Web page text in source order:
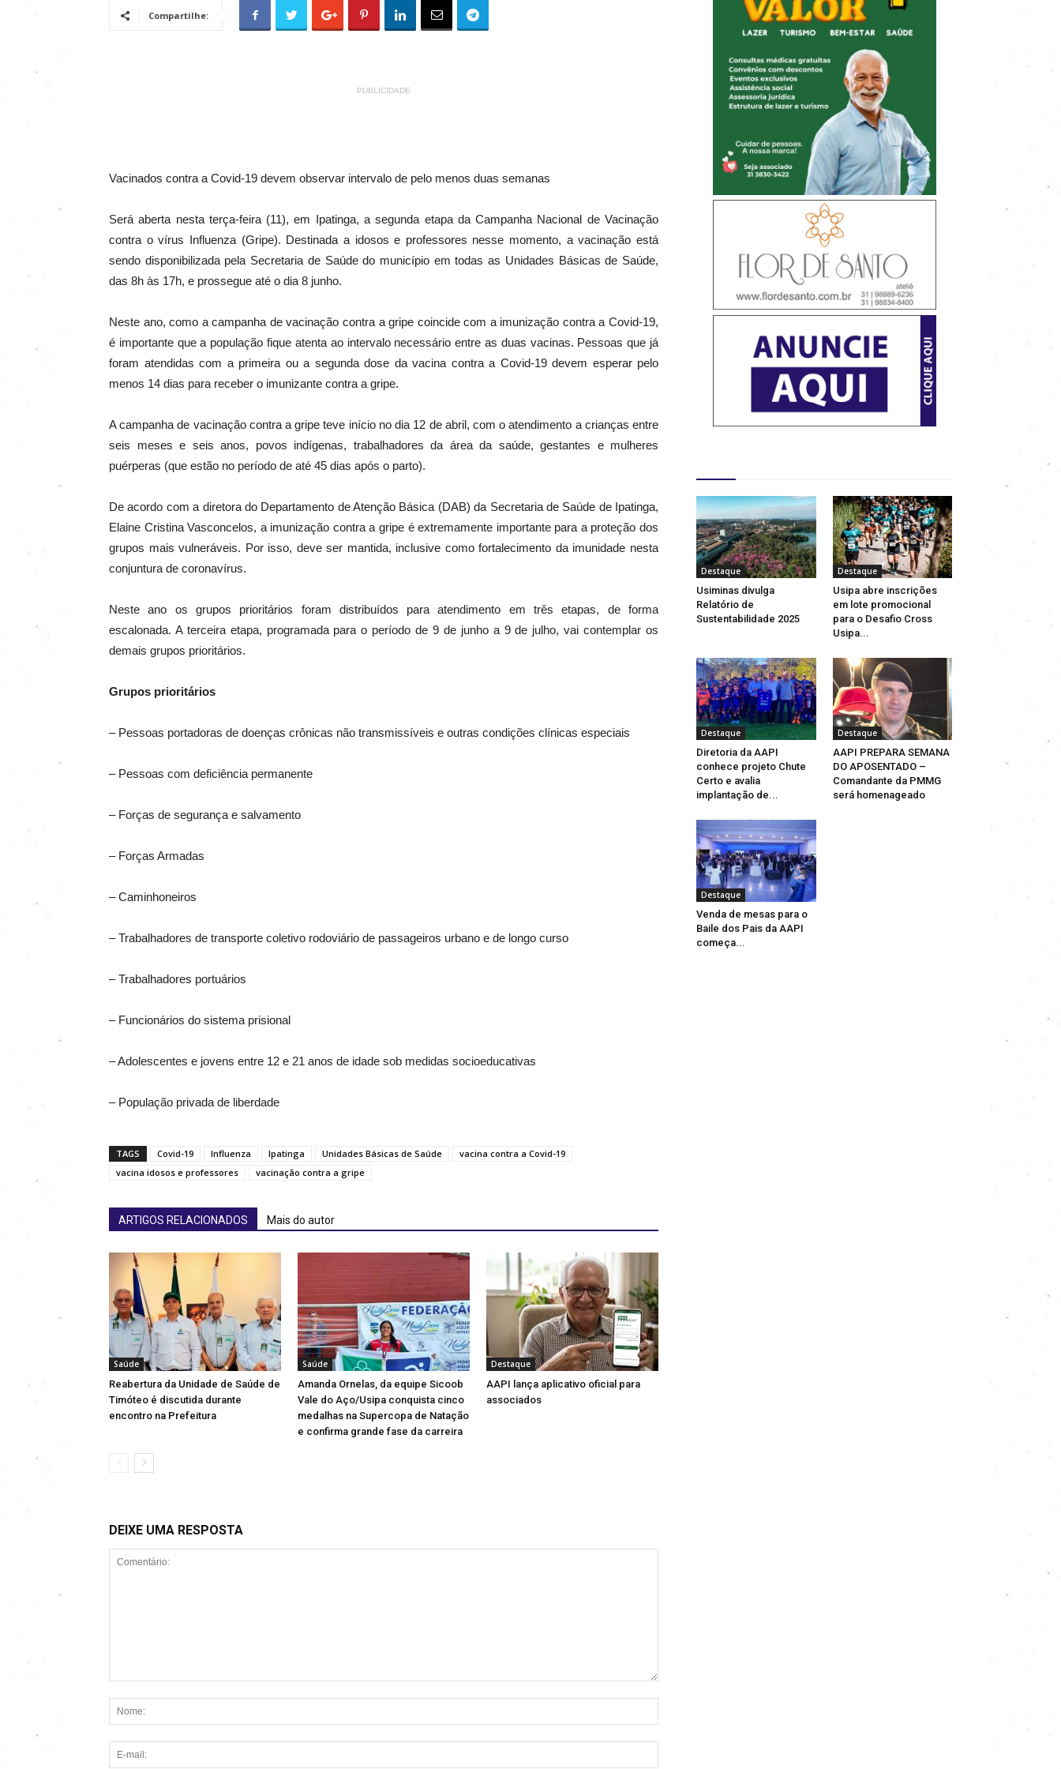
Compartilhe:
PUBLICIDADE
Vacinados contra a Covid-19 devem observar intervalo de pelo menos duas semanas
Será aberta nesta terça-feira (11), em Ipatinga, a segunda etapa da Campanha Nacional de Vacinação
contra o vírus Influenza (Gripe). Destinada a idosos e professores nesse momento, a vacinação está
sendo disponibilizada pela Secretaria de Saúde do município em todas as Unidades Básicas de Saúde,
das 8h às 17h, e prossegue até o dia 8 junho.
Neste ano, como a campanha de vacinação contra a gripe coincide com a imunização contra a Covid-19,
é importante que a população fique atenta ao intervalo necessário entre as duas vacinas. Pessoas que já
foram atendidas com a primeira ou a segunda dose da vacina contra a Covid-19 devem esperar pelo
menos 14 dias para receber o imunizante contra a gripe.
A campanha de vacinação contra a gripe teve início no dia 12 de abril, com o atendimento a crianças entre
seis meses e seis anos, povos indígenas, trabalhadores da área da saúde, gestantes e mulheres
puérperas (que estão no período de até 45 dias após o parto).
De acordo com a diretora do Departamento de Atenção Básica (DAB) da Secretaria de Saúde de Ipatinga,
Elaine Cristina Vasconcelos, a imunização contra a gripe é extremamente importante para a proteção dos
grupos mais vulneráveis. Por isso, deve ser mantida, inclusive como fortalecimento da imunidade nesta
conjuntura de coronavírus.
Neste ano os grupos prioritários foram distribuídos para atendimento em três etapas, de forma
escalonada. A terceira etapa, programada para o período de 9 de junho a 9 de julho, vai contemplar os
demais grupos prioritários.
Grupos prioritários
– Pessoas portadoras de doenças crônicas não transmissíveis e outras condições clínicas especiais
– Pessoas com deficiência permanente
– Forças de segurança e salvamento
– Forças Armadas
– Caminhoneiros
– Trabalhadores de transporte coletivo rodoviário de passageiros urbano e de longo curso
– Trabalhadores portuários
– Funcionários do sistema prisional
– Adolescentes e jovens entre 12 e 21 anos de idade sob medidas socioeducativas
– População privada de liberdade
TAGS Covid-19 Influenza Ipatinga Unidades Básicas de Saúde
vacina contra a Covid-19
vacina idosos e professores
vacinação contra a gripe
ARTIGOS RELACIONADOS Mais do autor
Saúde
Reabertura da Unidade de Saúde de
Timóteo é discutida durante
encontro na Prefeitura
Saúde
Amanda Ornelas, da equipe Sicoob
Vale do Aço/Usipa conquista cinco
medalhas na Supercopa de Natação
e confirma grande fase da carreira
Destaque
AAPI lança aplicativo oficial para
associados
DEIXE UMA RESPOSTA
Destaque
Usiminas divulga
Relatório de
Sustentabilidade 2025
Destaque
Usipa abre inscrições
em lote promocional
para o Desafio Cross
Usipa...
Destaque
Diretoria da AAPI
conhece projeto Chute
Certo e avalia
implantação de...
Destaque
AAPI PREPARA SEMANA
DO APOSENTADO –
Comandante da PMMG
será homenageado
Destaque
Venda de mesas para o
Baile dos Pais da AAPI
começa...